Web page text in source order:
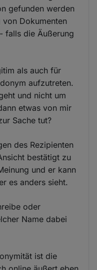
gefunden werden
von Dokumenten
falls die Äußerung
als auch für
aufzutreten.
und nicht um
etwas von mir
Sache tut?
des Rezipienten
bestätigt zu
und er kann
es anders sieht.
oder
Name dabei
ist die